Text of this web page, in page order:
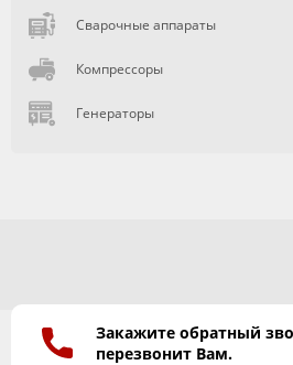
Сварочные аппараты
Компрессоры
Генераторы
Закажите обратный
перезвонит Вам.